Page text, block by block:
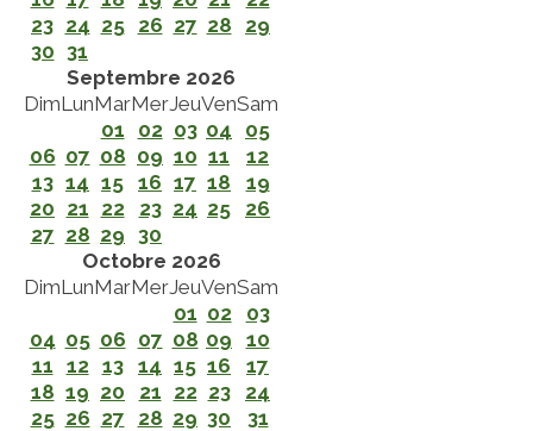
23 24 25 26 27 28
29
30 31
Septembre 2026
DimLunMarMerJeuVenSam
01
02 03 04
05
06 07 08 09 10 11
12
13 14 15 16 17 18
19
20 21 22 23 24 25
26
27 28 29 30
Octobre 2026
DimLunMarMerJeuVenSam
01 02
03
04 05 06 07 08 09
10
11 12 13 14 15 16
17
18 19 20 21 22 23
24
25 26 27 28 29 30 31